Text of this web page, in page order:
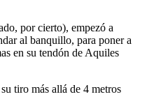
por cierto), empezó a
al banquillo, para poner a
en su tendón de Aquiles
tiro más allá de 4 metros